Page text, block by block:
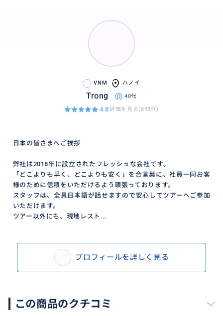
ハノイ（ノイバイ）空港とハノイ市内を快適に移動で
きる貸切送迎！リーズナブルな価格で、到着後や帰国
心です。到着後の安心を日本にいる間に事前予約！
VNM ハノイ
Trong 40代
4.8評価を見る(893件)
日本の皆さまへご挨拶
弊社は2018年に設立されたフレッシュな会社です。
「どこよりも早く、どこよりも安く」を合言葉に、社員一同お客
様のために信頼をいただけるよう頑張っております。
スタッフは、全員日本語が話せますので安心してツアーへご参加
いただけます。
ツアー以外にも、現地レスト...
プロフィールを詳しく見る
この商品のクチコミ